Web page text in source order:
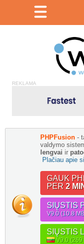
REKLAMA
PHPFusion -
valdymo
lengvai ir
Plačiau apie
GAUK
PER 2
SIŲSTIS
V9.0 (10.8
SIŲSTIS
V9.0 (269